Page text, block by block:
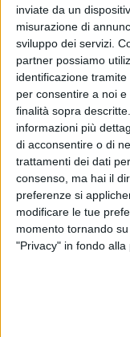
inviate da un
misurazione di
sviluppo dei servizi.
partner possiamo
identificazione
per consentire a noi
finalità sopra
informazioni più
di acconsentire o di
trattamenti dei dati
consenso, ma hai il
preferenze si
modificare le tue
momento tornando
"Privacy" in fondo alla
BISCEGLIE
"Sono
BISCEGLIE
Gli
Caritas
BISCEGLIE
Un
Gaza
BISCEGLIE